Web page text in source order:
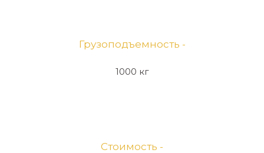
Грузоподъемность -
1000 кг
Стоимость -